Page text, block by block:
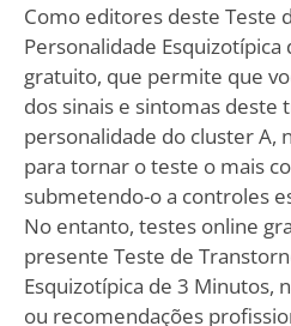
Como editores deste Teste
Personalidade
gratuito, que permite que
dos sinais e sintomas deste
personalidade do cluster A,
para tornar o teste o mais
submetendo-o a controles
No entanto, testes online
presente Teste de
Esquizotípica de 3 Minutos,
ou recomendações